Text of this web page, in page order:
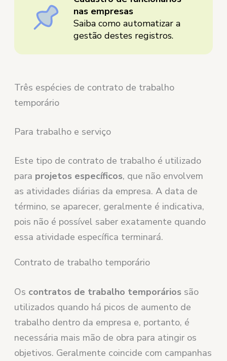
nas empresas
Saiba como automatizar a
gestão destes registros.
Três espécies de contrato de trabalho
temporário
Para trabalho e serviço
Este tipo de contrato de trabalho é utilizado
para projetos específicos, que não envolvem
as atividades diárias da empresa. A data de
término, se aparecer, geralmente é indicativa,
pois não é possível saber exatamente quando
essa atividade específica terminará.
Contrato de trabalho temporário
Os contratos de trabalho temporários são
utilizados quando há picos de aumento de
trabalho dentro da empresa e, portanto, é
necessária mais mão de obra para atingir os
objetivos. Geralmente coincide com campanhas